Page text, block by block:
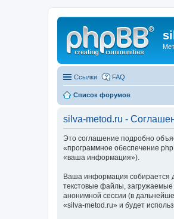
Ссылки FAQ
Список форумов
silva-metod.ru -
Это соглашение подробно
«программное обеспечение
«ваша информация»).
Ваша информация собирается
текстовые файлы,
анонимной сессии (в
«silva-metod.ru» и будет